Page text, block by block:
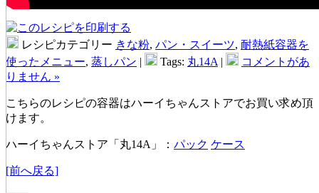
レシピカテゴリー きな粉, パン・スイーツ, 耐熱紙容器を
使ったメニュー, 蒸しパン | Tags: 丸14A |
コメントがあ
りません »
こちらのレシピの容器はハーイちゃんストアでお買い求め頂
けます。
ハーイちゃんストア「丸14A」： パック ケース
[前へ戻る]